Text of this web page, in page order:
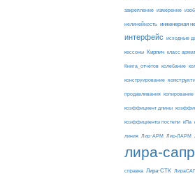
закрепление измерение
нелинейность инженерная
интерфейс исходные
кессоны Кирпич класс
Книга_отчётов колебание
конструирование
продавливания копирование
коэффициент длины
коэффициенты постели кПа
линия Лир-АРМ Лир-ЛАРМ
лира-сапр
справка Лира-СТК